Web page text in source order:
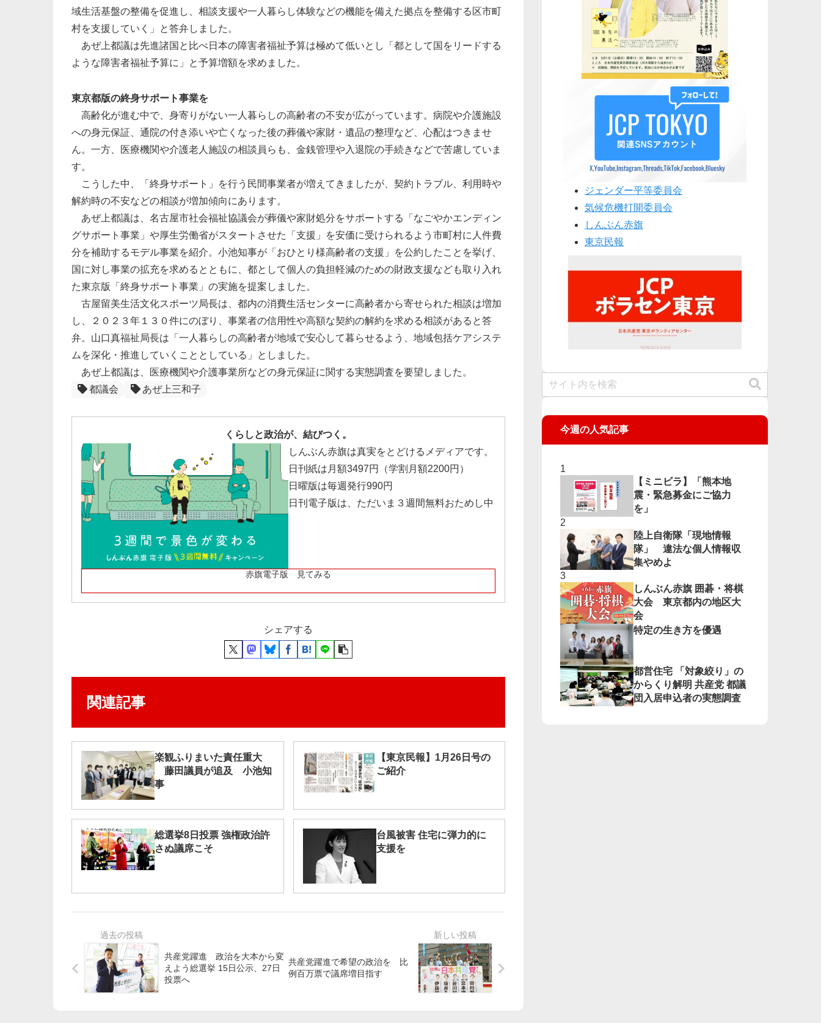
域生活基盤の整備を促進し、相談支援や一人暮らし体験などの機能を備えた拠点を整備する区市町
村を支援していく」と答弁しました。
あぜ上都議は先進諸国と比べ日本の障害者福祉予算は極めて低いとし「都として国をリードする
ような障害者福祉予算に」と予算増額を求めました。
東京都版の終身サポート事業を
高齢化が進む中で、身寄りがない一人暮らしの高齢者の不安が広がっています。病院や介護施設
への身元保証、通院の付き添いや亡くなった後の葬儀や家財・遺品の整理など、心配はつきませ
ん。一方、医療機関や介護老人施設の相談員らも、金銭管理や入退院の手続きなどで苦慮していま
す。
こうした中、「終身サポート」を行う民間事業者が増えてきましたが、契約トラブル、利用時や
解約時の不安などの相談が増加傾向にあります。
あぜ上都議は、名古屋市社会福祉協議会が葬儀や家財処分をサポートする「なごやかエンディン
グサポート事業」や厚生労働省がスタートさせた「支援」を安価に受けられるよう市町村に人件費
分を補助するモデル事業を紹介。小池知事が「おひとり様高齢者の支援」を公約したことを挙げ、
国に対し事業の拡充を求めるとともに、都として個人の負担軽減のための財政支援なども取り入れ
た東京版「終身サポート事業」の実施を提案しました。
古屋留美生活文化スポーツ局長は、都内の消費生活センターに高齢者から寄せられた相談は増加
し、２０２３年１３０件にのぼり、事業者の信用性や高額な契約の解約を求める相談があると答
弁。山口真福祉局長は「一人暮らしの高齢者が地域で安心して暮らせるよう、地域包括ケアシステ
ムを深化・推進していくこととしている」としました。
あぜ上都議は、医療機関や介護事業所などの身元保証に関する実態調査を要望しました。
都議会
あぜ上三和子
くらしと政治が、結びつく。
しんぶん赤旗は真実をとどけるメディアです。
日刊紙は月額3497円（学割月額2200円）
日曜版は毎週発行990円
日刊電子版は、ただいま３週間無料おためし中
赤旗電子版 見てみる
シェアする
関連記事
楽観ふりまいた責任重大
藤田議員が追及 小池知
事
【東京民報】1月26日号の
ご紹介
総選挙8日投票 強権政治許
さぬ議席こそ
台風被害 住宅に弾力的に
支援を
共産党躍進 政治を大本から変
えよう総選挙 15日公示、27日
投票へ
共産党躍進で希望の政治を 比
例百万票で議席増目指す
ジェンダー平等委員会
気候危機打開委員会
しんぶん赤旗
東京民報
今週の人気記事
【ミニビラ】「熊本地
震・緊急募金にご協力
を」
陸上自衛隊「現地情報
隊」 違法な個人情報収
集やめよ
しんぶん赤旗 囲碁・将棋
大会 東京都内の地区大
会
特定の生き方を優遇
都営住宅 「対象絞り」の
からくり解明 共産党 都議
団入居申込者の実態調査